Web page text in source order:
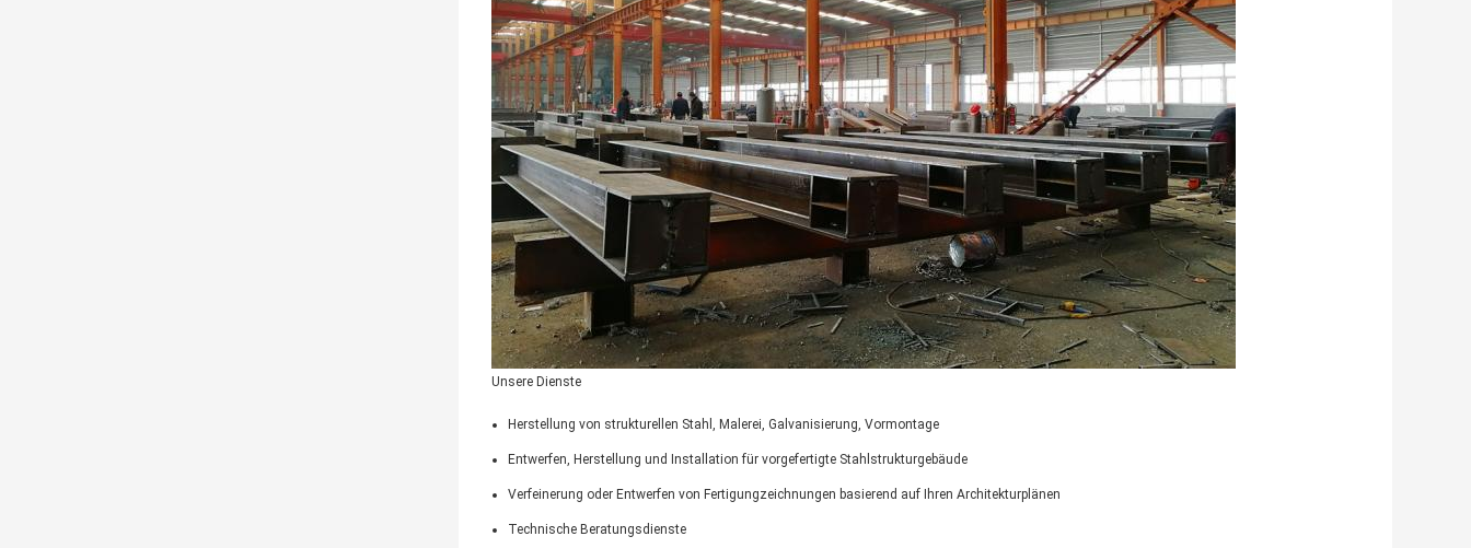
Unsere Dienste
Herstellung von strukturellen Stahl, Malerei, Galvanisierung, Vormontage
Entwerfen, Herstellung und Installation für vorgefertigte Stahlstrukturgebäude
Verfeinerung oder Entwerfen von Fertigungzeichnungen basierend auf Ihren Architekturplänen
Technische Beratungsdienste